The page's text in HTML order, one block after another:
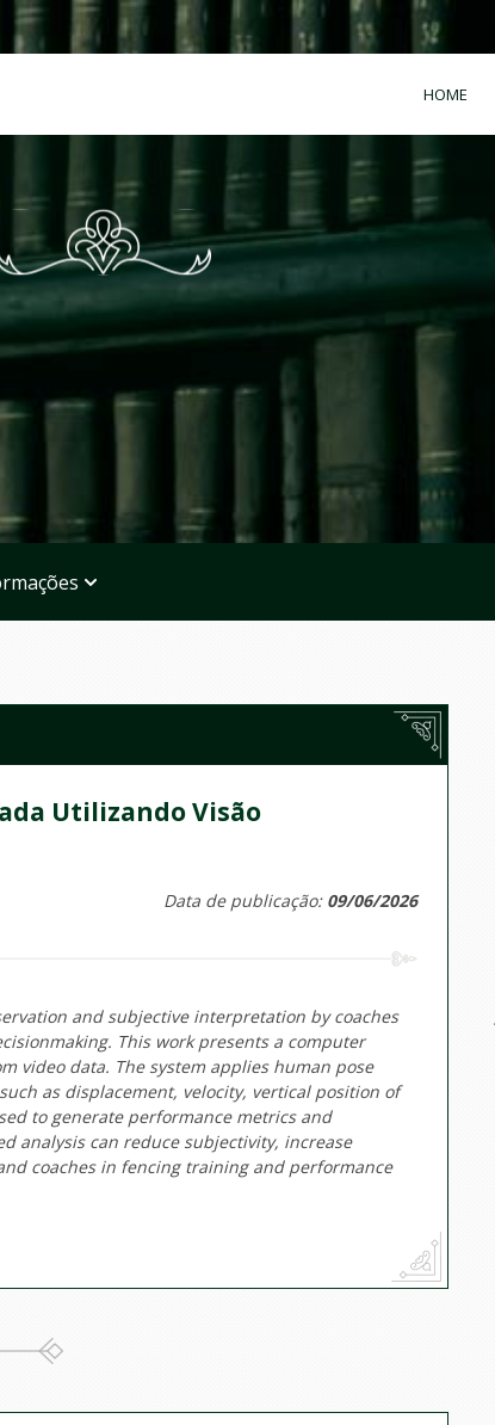
HOME
Utilizando Visão
Data de publicação: 09/06/2026
and subjective interpretation by coaches
This work presents a computer
video data. The system applies human pose
as displacement, velocity, vertical position of
to generate performance metrics and
analysis can reduce subjectivity, increase
coaches in fencing training and performance